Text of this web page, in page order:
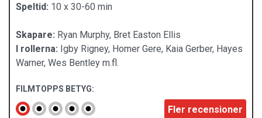
Speltid: 10 x 30-60 min
Skapare: Ryan Murphy, Bret Easton Ellis
I rollerna: Igby Rigney, Homer Gere, Kaia Gerber, Hayes
Warner, Wes Bentley m.fl.
FILMTOPPS BETYG:
Fler recensioner